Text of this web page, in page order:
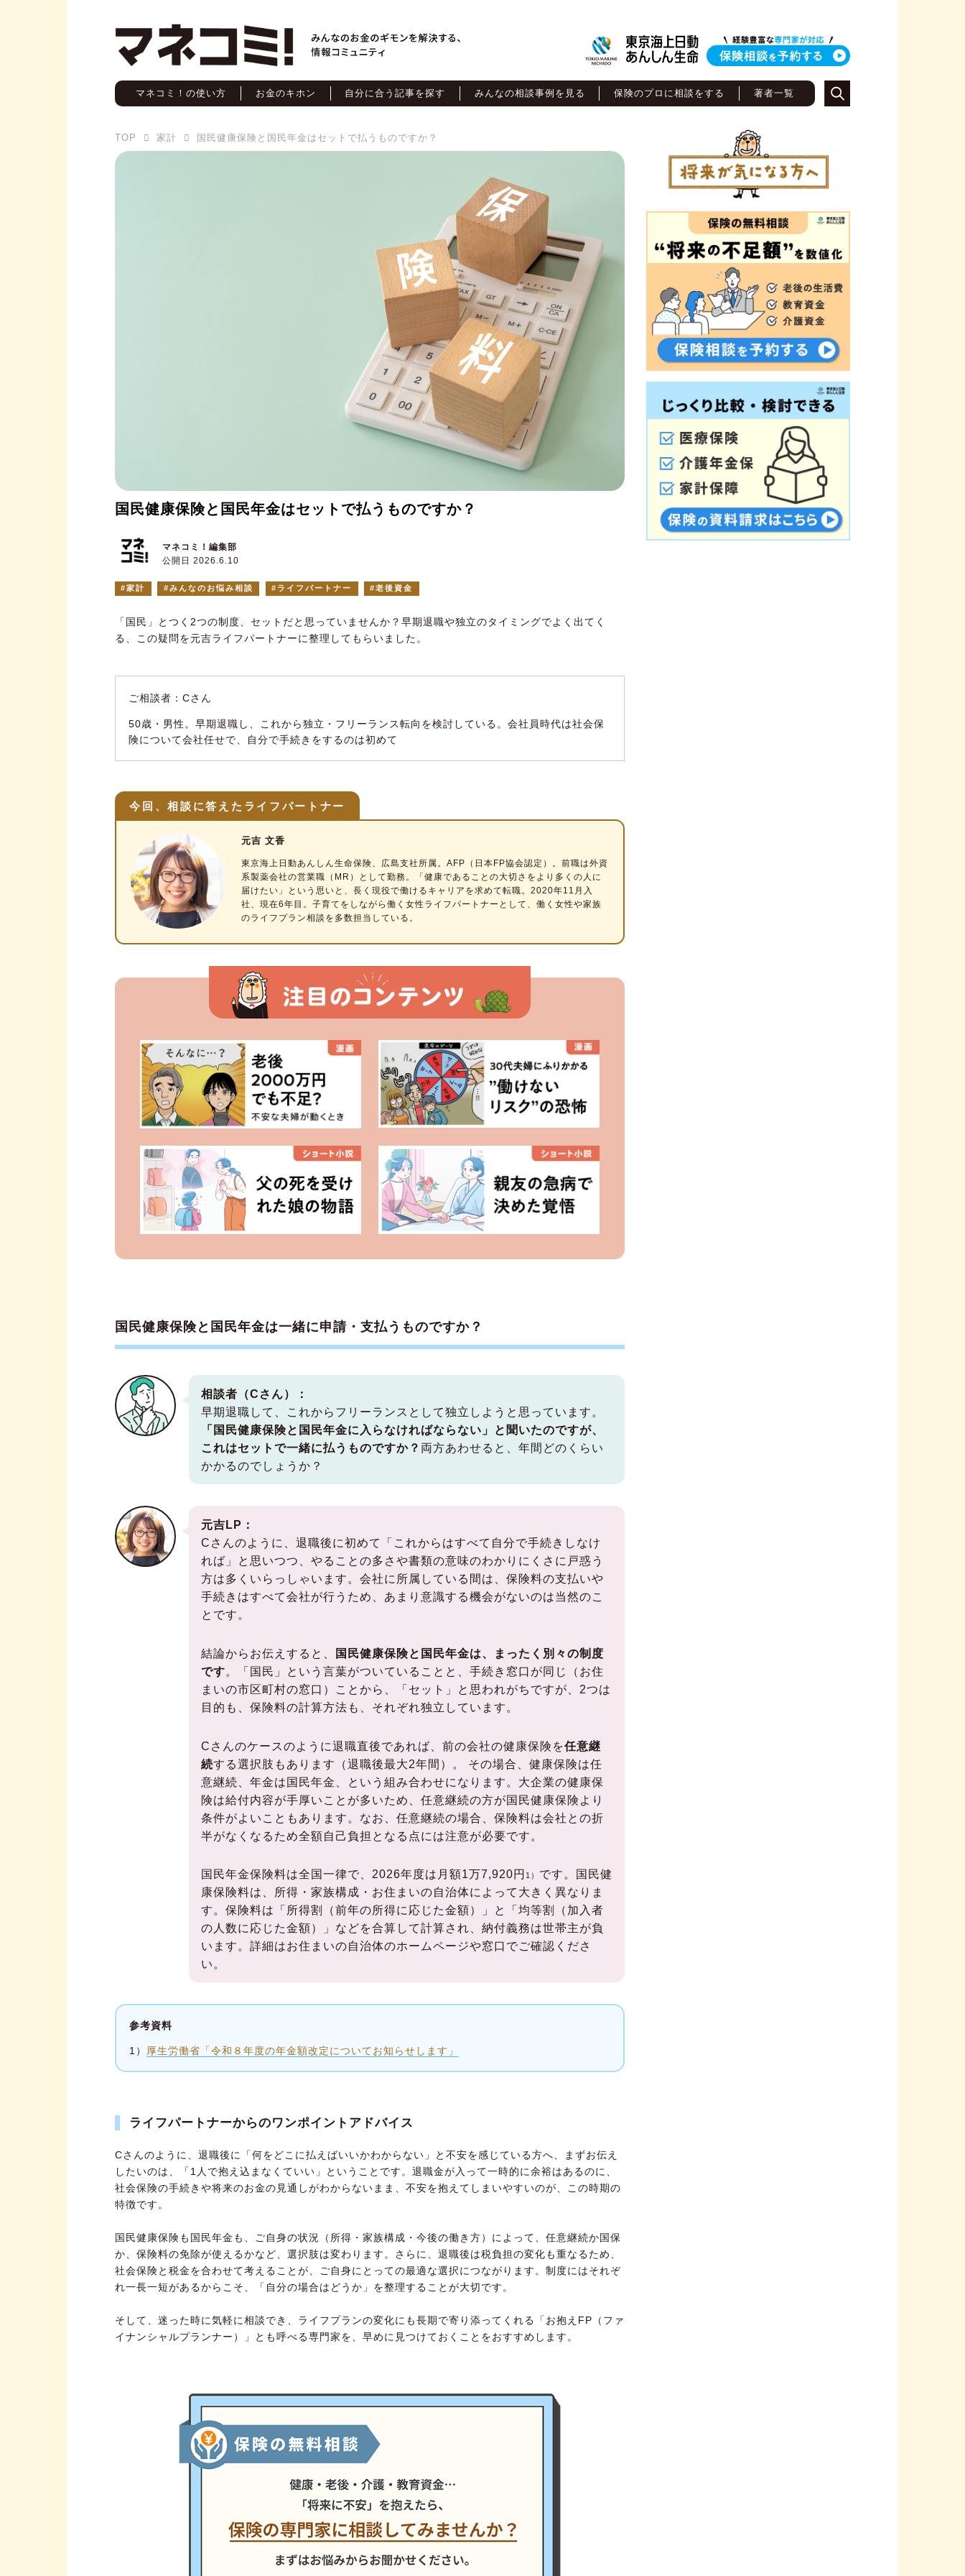
マネコミ！の使い方 お金のキホン 自分に合う記事を探す みんなの相談事例を見る 保険のプロに相談をする 著者一覧
TOP 家計 国民健康保険と国民年金はセットで払うものですか？
国民健康保険と国民年金はセットで払うものですか？
公開日 2026.6.10
マネコミ！編集部
家計 みんなのお悩み相談 ライフパートナー 老後資金
「国民」とつく2つの制度、セットだと思っていませんか？早期退職や独立のタイミングでよく出てく
る、この疑問を元吉ライフパートナーに整理してもらいました。
ご相談者：Cさん
50歳・男性。早期退職し、これから独立・フリーランス転向を検討している。会社員時代は社会保
険について会社任せで、自分で手続きをするのは初めて
今回、相談に答えたライフパートナー
元吉 文香
東京海上日動あんしん生命保険、広島支社所属。AFP（日本FP協会認定）。前職は外資
系製薬会社の営業職（MR）として勤務。「健康であることの大切さをより多くの人に
届けたい」という思いと、長く現役で働けるキャリアを求めて転職。2020年11月入
社、現在6年目。子育てをしながら働く女性ライフパートナーとして、働く女性や家族
のライフプラン相談を多数担当している。
国民健康保険と国民年金は一緒に申請・支払うものですか？
相談者（Cさん）：
早期退職して、これからフリーランスとして独立しようと思っています。
「国民健康保険と国民年金に入らなければならない」と聞いたのですが、
これはセットで一緒に払うものですか？ 両方あわせると、年間どのくらい
かかるのでしょうか？
元吉LP：
Cさんのように、退職後に初めて「これからはすべて自分で手続きしなけ
れば」と思いつつ、やることの多さや書類の意味のわかりにくさに戸惑う
方は多くいらっしゃいます。会社に所属している間は、保険料の支払いや
手続きはすべて会社が行うため、あまり意識する機会がないのは当然のこ
とです。
結論からお伝えすると、
国民健康保険と国民年金は、まったく別々の制度
です。「国民」という言葉がついていることと、手続き窓口が同じ（お住
まいの市区町村の窓口）ことから、「セット」と思われがちですが、2つは
目的も、保険料の計算方法も、それぞれ独立しています。
Cさんのケースのように退職直後であれば、前の会社の健康保険を任意継
続する選択肢もあります（退職後最大2年間）。 その場合、健康保険は任
意継続、年金は国民年金、という組み合わせになります。大企業の健康保
険は給付内容が手厚いことが多いため、任意継続の方が国民健康保険より
条件がよいこともあります。なお、任意継続の場合、保険料は会社との折
半がなくなるため全額自己負担となる点には注意が必要です。
国民年金保険料は全国一律で、2026年度は月額1万7,920円 1） です。国民健
康保険料は、所得・家族構成・お住まいの自治体によって大きく異なりま
す。保険料は「所得割（前年の所得に応じた金額）」と「均等割（加入者
の人数に応じた金額）」などを合算して計算され、納付義務は世帯主が負
います。詳細はお住まいの自治体のホームページや窓口でご確認くださ
い。
参考資料
1） 厚生労働省「令和８年度の年金額改定についてお知らせします」
ライフパートナーからのワンポイントアドバイス
Cさんのように、退職後に「何をどこに払えばいいかわからない」と不安を感じている方へ、まずお伝え
したいのは、「1人で抱え込まなくていい」ということです。退職金が入って一時的に余裕はあるのに、
社会保険の手続きや将来のお金の見通しがわからないまま、不安を抱えてしまいやすいのが、この時期の
特徴です。
国民健康保険も国民年金も、ご自身の状況（所得・家族構成・今後の働き方）によって、任意継続か国保
か、保険料の免除が使えるかなど、選択肢は変わります。さらに、退職後は税負担の変化も重なるため、
社会保険と税金を合わせて考えることが、ご自身にとっての最適な選択につながります。制度にはそれぞ
れ一長一短があるからこそ、「自分の場合はどうか」を整理することが大切です。
そして、迷った時に気軽に相談でき、ライフプランの変化にも長期で寄り添ってくれる「お抱えFP（ファ
イナンシャルプランナー）」とも呼べる専門家を、早めに見つけておくことをおすすめします。